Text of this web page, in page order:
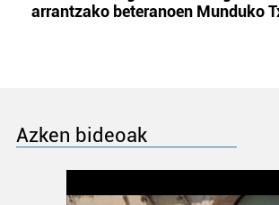
arrantzako beteranoen Munduko
Azken bideoak